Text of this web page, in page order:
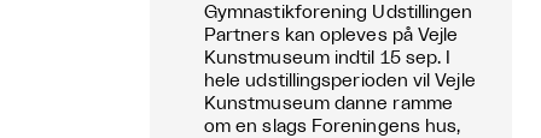
Gymnastikforening Udstillingen
Partners kan opleves på Vejle
Kunstmuseum indtil 15 sep. I
hele udstillingsperioden vil Vejle
Kunstmuseum danne ramme
om en slags Foreningens hus,